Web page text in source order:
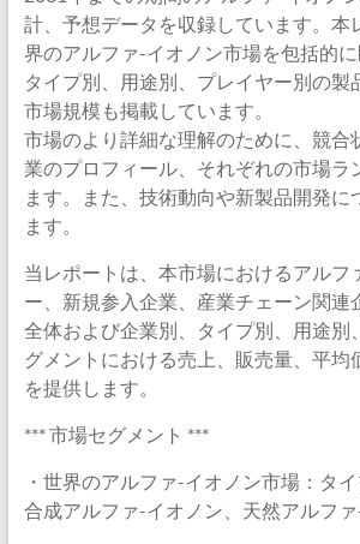
計、予想データを収録しています。本
界のアルファ-イオノン市場を包括的に
タイプ別、用途別、プレイヤー別の製
市場規模も掲載しています。
市場のより詳細な理解のために、競合
業のプロフィール、それぞれの市場ラ
ます。また、技術動向や新製品開発に
ます。
当レポートは、本市場におけるアルフ
ー、新規参入企業、産業チェーン関連
全体および企業別、タイプ別、用途別
グメントにおける売上、販売量、平均
を提供します。
*** 市場セグメント ***
・世界のアルファ-イオノン市場：タ
合成アルファ-イオノン、天然アルフ